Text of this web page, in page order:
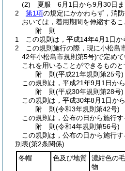
(2)
夏服 6月1日から9月30日
2
第1項の規定にかかわらず，消
おいては，着用期間を伸縮するこ
附 則
1
この規則は，平成14年4月1日か
2
この規則施行の際，現に小松島
42年小松島市規則第5号)で定め
これを用いることができるものと
附 則(平成21年規則第25号)
この規則は，平成21年9月1日から
附 則(平成30年規則第28号)
この規則は，平成30年8月1日から
附 則(令和3年規則第42号)
この規則は，公布の日から施行す
附 則(令和4年規則第56号)
この規則は，公布の日から施行す
別表(第2条関係)
冬帽
色及び地質
濃紺色の
物